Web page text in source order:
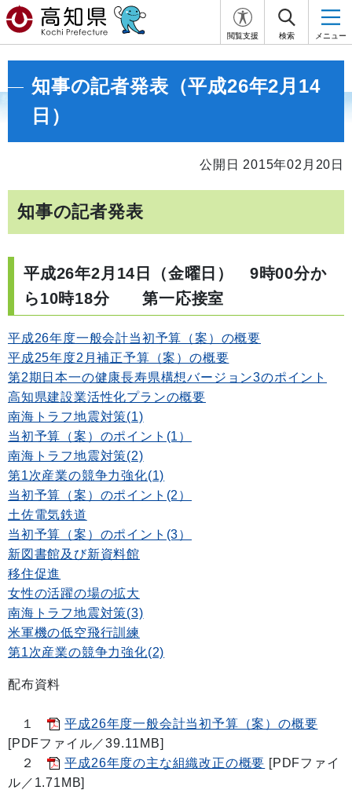
閲覧支援 検索 メニュー
知事の記者発表（平成26年2月14
日）
公開日 2015年02月20日
知事の記者発表
平成26年2月14日（金曜日） 9時00分か
ら10時18分 第一応接室
平成26年度一般会計当初予算（案）の概要
平成25年度2月補正予算（案）の概要
第2期日本一の健康長寿県構想バージョン3のポイント
高知県建設業活性化プランの概要
南海トラフ地震対策(1)
当初予算（案）のポイント(1）
南海トラフ地震対策(2)
第1次産業の競争力強化(1)
当初予算（案）のポイント(2）
土佐電気鉄道
当初予算（案）のポイント(3）
新図書館及び新資料館
移住促進
女性の活躍の場の拡大
南海トラフ地震対策(3)
米軍機の低空飛行訓練
第1次産業の競争力強化(2)
配布資料
１
平成26年度一般会計当初予算（案）の概要
[PDFファイル／39.11MB]
２
平成26年度の主な組織改正の概要 [PDFファイ
ル／1.71MB]